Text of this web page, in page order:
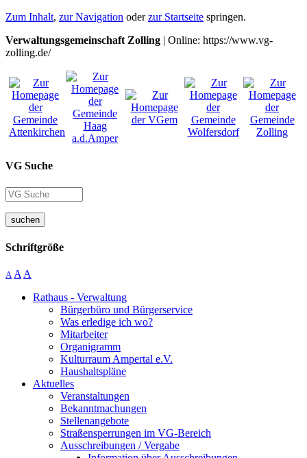
Zum Inhalt, zur Navigation oderzur Startseite springen.
Verwaltungsgemeinschaft Zolling | Online: https://www.vg-
zolling.de/
VG Suche
suchen
Schriftgröße
A A A
Rathaus - Verwaltung
Bürgerbüro und Bürgerservice
Was erledige ich wo?
Mitarbeiter
Organigramm
Kulturraum Ampertal e.V.
Haushaltspläne
Aktuelles
Veranstaltungen
Bekanntmachungen
Stellenangebote
Straßensperrungen im VG-Bereich
Ausschreibungen / Vergabe